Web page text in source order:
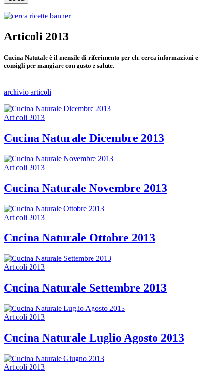
Articoli 2013
Cucina Natutale è il mensile di riferimento per chi cerca informazioni e
consigli per mangiare con gusto e salute.
archivio articoli
Articoli 2013
Cucina Naturale Dicembre 2013
Articoli 2013
Cucina Naturale Novembre 2013
Articoli 2013
Cucina Naturale Ottobre 2013
Articoli 2013
Cucina Naturale Settembre 2013
Articoli 2013
Cucina Naturale Luglio Agosto 2013
Articoli 2013